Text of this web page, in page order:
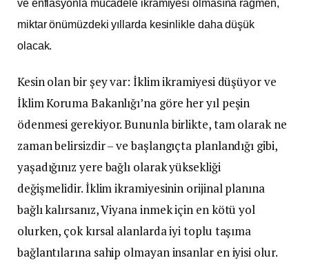
ve enflasyonla mücadele ikramiyesi olmasına rağmen,
miktar önümüzdeki yıllarda kesinlikle daha düşük
olacak.
Kesin olan bir şey var: İklim ikramiyesi düşüyor ve
İklim Koruma Bakanlığı’na göre her yıl peşin
ödenmesi gerekiyor. Bununla birlikte, tam olarak ne
zaman belirsizdir – ve başlangıçta planlandığı gibi,
yaşadığınız yere bağlı olarak yüksekliği
değişmelidir. İklim ikramiyesinin orijinal planına
bağlı kalırsanız, Viyana inmek için en kötü yol
olurken, çok kırsal alanlarda iyi toplu taşıma
bağlantılarına sahip olmayan insanlar en iyisi olur.